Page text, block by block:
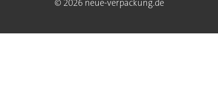
© 2026 neue-verpackung.de